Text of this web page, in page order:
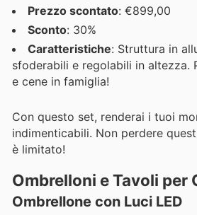
Prezzo scontato: €899,00
Sconto: 30%
Caratteristiche: Struttura in
sfoderabili e regolabili in altezza.
e cene in famiglia!
Con questo set, renderai i tuoi
indimenticabili. Non perdere
è limitato!
Ombrelloni e Tavoli per
Ombrellone con Luci LED